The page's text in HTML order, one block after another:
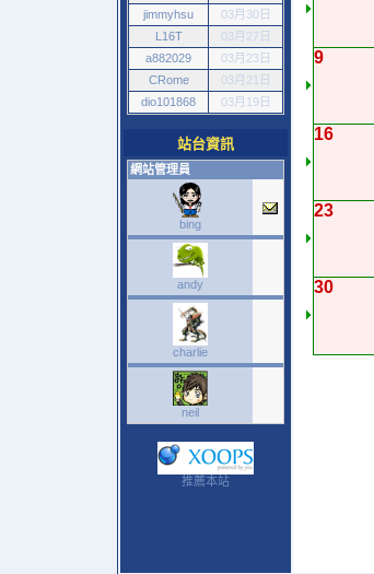
jimmyhsu
03月30日
L16T
03月27日
a882029
03月23日
CRome
03月21日
dio101868
03月19日
站台資訊
網站管理員
bing
andy
charlie
neil
推薦本站
9
16
23
30